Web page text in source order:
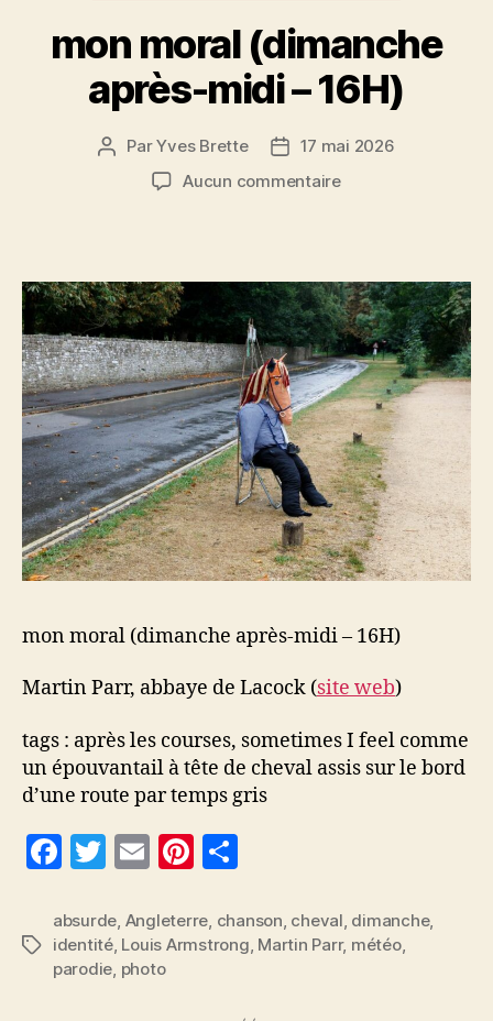
k
mon moral (dimanche
après-midi – 16H)
Auteur
l’article
ParYves Brette
Date17 mai 2026
Aucun commentairesur
après-
midi
–
16H)
mon moral (dimanche après-midi – 16H)
Martin Parr, abbaye de Lacock (site web)
tags : après les courses, sometimes I feel comme
un épouvantail à tête de cheval assis sur le bord
d’une route par temps gris
F
c
e
T
itt
er
E
ai
l
Pi
er
es
rt
a
Étiquettes
absurde, Angleterre, chanson, cheval, dimanche,
identité, Louis Armstrong, Martin Parr, météo,
parodie, photo